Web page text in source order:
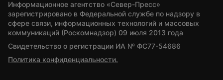
Информационное агентство «Север-Пресс»
зарегистрировано в Федеральной службе по надзору в
сфере связи, информационных технологий и массовых
коммуникаций (Роскомнадзор) 09 июля 2013 года
Свидетельство о регистрации ИА № ФС77-54686
Политика конфиденциальности.